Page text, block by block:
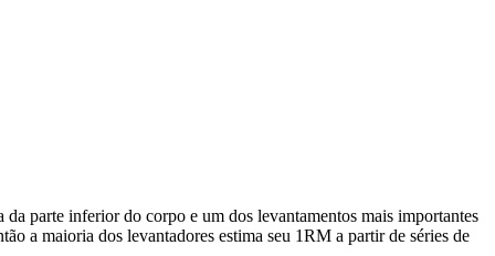
parte inferior do corpo e um dos levantamentos mais importantes
a maioria dos levantadores estima seu 1RM a partir de séries de